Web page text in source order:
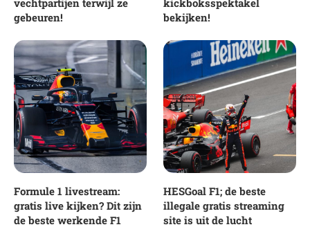
gebeuren!
bekijken!
Formule 1 livestream:
gratis live kijken? Dit zijn
de beste werkende F1
HESGoal F1; de beste
illegale gratis streaming
site is uit de lucht